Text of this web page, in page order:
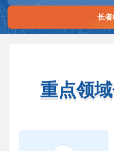
长
重点领